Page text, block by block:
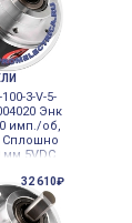
3-V-5-
Энк
имп./об,
Сплошно
мм 5VDC
32 610₽